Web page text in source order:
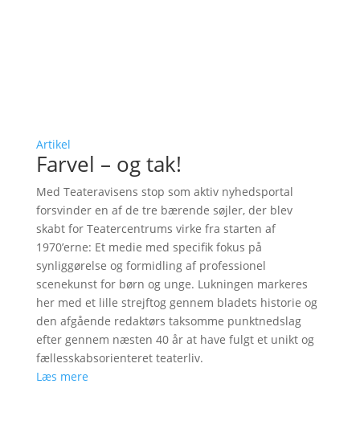
Artikel
Farvel – og tak!
Med Teateravisens stop som aktiv nyhedsportal
forsvinder en af de tre bærende søjler, der blev
skabt for Teatercentrums virke fra starten af
1970’erne: Et medie med specifik fokus på
synliggørelse og formidling af professionel
scenekunst for børn og unge. Lukningen markeres
her med et lille strejftog gennem bladets historie og
den afgående redaktørs taksomme punktnedslag
efter gennem næsten 40 år at have fulgt et unikt og
fællesskabsorienteret teaterliv.
Læs mere